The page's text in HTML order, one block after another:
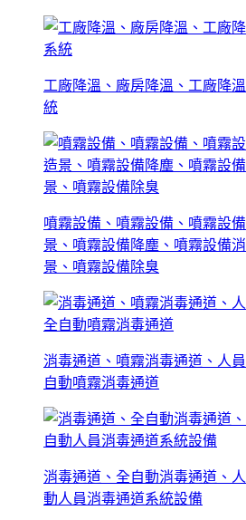
工廠降溫、廠房降溫、工廠降
統
噴霧設備、噴霧設備、噴霧設
景、噴霧設備降塵、噴霧設備
景、噴霧設備除臭
消毒通道、噴霧消毒通道、人
自動噴霧消毒通道
消毒通道、全自動消毒通道、
動人員消毒通道系統設備